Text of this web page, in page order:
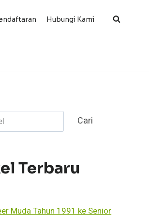
Hubungi Kami
Cari
Terbaru
Muda Tahun 1991 ke Senior